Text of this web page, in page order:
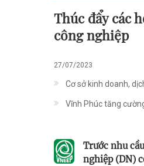
Thúc đẩy các
công nghiệp
27/07/2023
Cơ sở kinh doanh,
Vĩnh Phúc tăng
Trước nhu
nghiệp (DN)